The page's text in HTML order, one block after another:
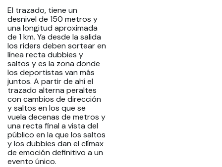
El trazado, tiene un
desnivel de 150 metros y
una longitud aproximada
de 1 km. Ya desde la salida
los riders deben sortear en
línea recta dubbies y
saltos y es la zona donde
los deportistas van más
juntos. A partir de ahí el
trazado alterna peraltes
con cambios de dirección
y saltos en los que se
vuela decenas de metros y
una recta final a vista del
público en la que los saltos
y los dubbies dan el clímax
de emoción definitivo a un
evento único.